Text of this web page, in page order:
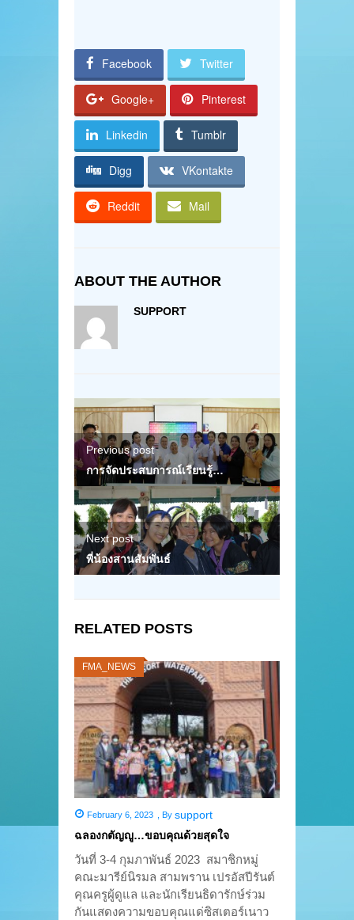
Facebook Twitter
Google+ Pinterest
Linkedin Tumblr
Digg VKontakte
Reddit Mail
ABOUT THE AUTHOR
SUPPORT
Previous post
การจัดประสบการณ์เรียนรู้…
Next post
พี่น้องสานสัมพันธ์
RELATED POSTS
FMA_NEWS
February 6, 2023 By support
ฉลองกตัญญู…ขอบคุณด้วยสุดใจ
วันที่ 3-4 กุมภาพันธ์ 2023 สมาชิกหมู่
คณะมารีย์นิรมล สามพราน เปรอัสปีรันต์
คุณครูผู้ดูแล และนักเรียนธิดารักษ์ร่วม
กันแสดงความขอบคุณแด่ซิสเตอร์เนาว